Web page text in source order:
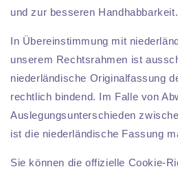
und zur besseren Handhabbarkeit.
In Übereinstimmung mit
unserem Rechtsrahmen ist
niederländische Originalfassung
rechtlich bindend. Im Falle von
Auslegungsunterschieden
ist die niederländische Fassung
Sie können die offizielle Cookie-